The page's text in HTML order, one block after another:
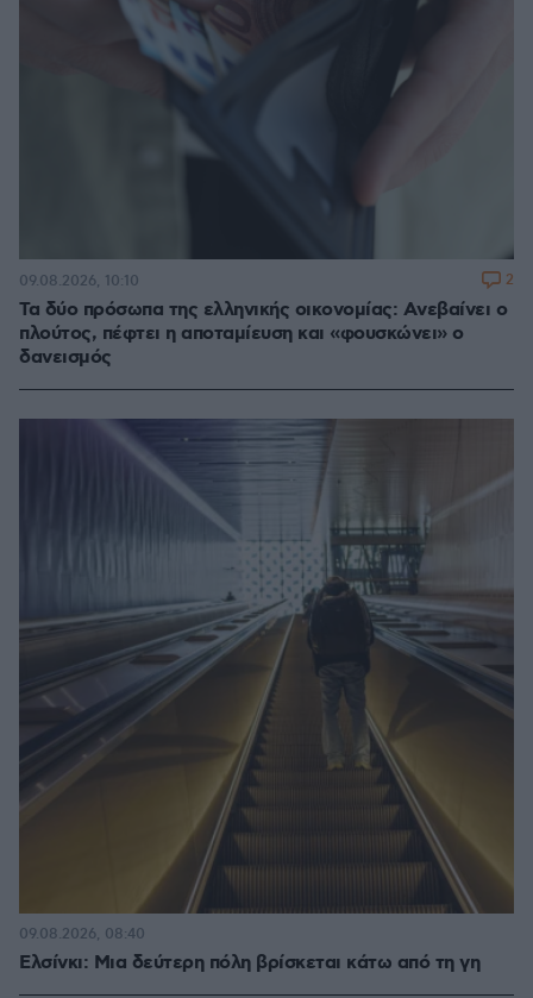
Τα δύο πρόσωπα της ελληνικής οικονομίας: Aνεβαίνει ο
πλούτος, πέφτει η αποταμίευση και «φουσκώνει» ο
δανεισμός
09.08.2026, 10:10 2
Ελσίνκι: Mια δεύτερη πόλη βρίσκεται κάτω από τη γη
09.08.2026, 08:40